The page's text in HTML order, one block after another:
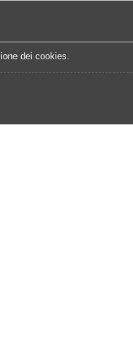
dei cookies.